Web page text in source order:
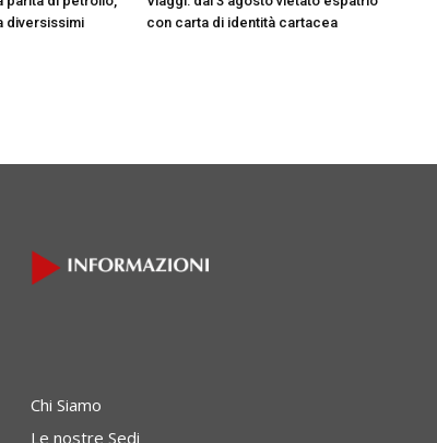
diversissimi
con carta di identità cartacea
Chi Siamo
Le nostre Sedi